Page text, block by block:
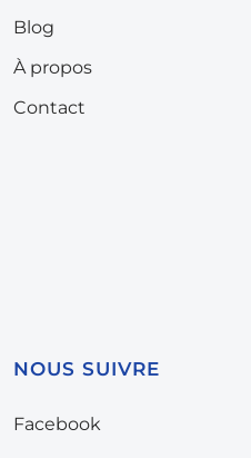
Blog
À propos
Contact
NOUS SUIVRE
Facebook